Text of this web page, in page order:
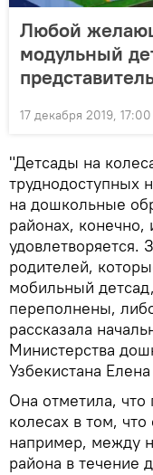
Любой
модульный
17 декабря 2019, 17:00
"Детсады на
труднодоступных
на дошкольные
районах, конечно,
удовлетворяется.
родителей,
мобильный
переполнены,
рассказала
Министерства
Узбекистана
Она отметила, что
колесах в том,
например, между
района в течение